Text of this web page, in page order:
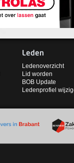
Leden
Ledenoverzicht
Lid worden
BOB Update
Ledenprofiel